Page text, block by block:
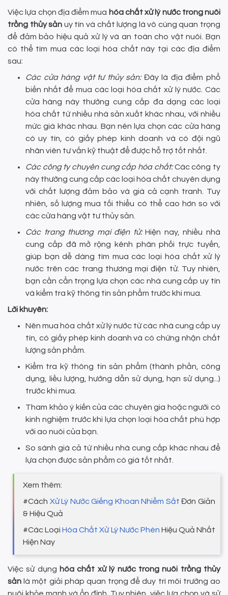
Việc lựa chọn địa điểm mua hóa chất xử lý nước trong nuôi
trồng thủy sản uy tín và chất lượng là vô cùng quan trọng
để đảm bảo hiệu quả xử lý và an toàn cho vật nuôi. Bạn
có thể tìm mua các loại hóa chất này tại các địa điểm
sau:
Các cửa hàng vật tư thủy sản: Đây là địa điểm phổ
biến nhất để mua các loại hóa chất xử lý nước. Các
cửa hàng này thường cung cấp đa dạng các loại
hóa chất từ nhiều nhà sản xuất khác nhau, với nhiều
mức giá khác nhau. Bạn nên lựa chọn các cửa hàng
có uy tín, có giấy phép kinh doanh và có đội ngũ
nhân viên tư vấn kỹ thuật để được hỗ trợ tốt nhất.
Các công ty chuyên cung cấp hóa chất:Các công ty
này thường cung cấp các loại hóa chất chuyên dụng
với chất lượng đảm bảo và giá cả cạnh tranh. Tuy
nhiên, số lượng mua tối thiểu có thể cao hơn so với
các cửa hàng vật tư thủy sản.
Các trang thương mại điện tử:Hiện nay, nhiều nhà
cung cấp đã mở rộng kênh phân phối trực tuyến,
giúp bạn dễ dàng tìm mua các loại hóa chất xử lý
nước trên các trang thương mại điện tử. Tuy nhiên,
bạn cần cẩn trọng lựa chọn các nhà cung cấp uy tín
và kiểm tra kỹ thông tin sản phẩm trước khi mua.
Lời khuyên:
Nên mua hóa chất xử lý nước từ các nhà cung cấp uy
tín, có giấy phép kinh doanh và có chứng nhận chất
lượng sản phẩm.
Kiểm tra kỹ thông tin sản phẩm (thành phần, công
dụng, liều lượng, hướng dẫn sử dụng, hạn sử dụng...)
trước khi mua.
Tham khảo ý kiến của các chuyên gia hoặc người có
kinh nghiệm trước khi lựa chọn loại hóa chất phù hợp
với ao nuôi của bạn.
So sánh giá cả từ nhiều nhà cung cấp khác nhau để
lựa chọn được sản phẩm có giá tốt nhất.
Xem thêm:
#Cách Xử Lý Nước Giếng Khoan Nhiễm SắtĐơn Giản
& Hiệu Quả
#Các LoạiHóa Chất Xử Lý Nước Phèn Hiệu Quả Nhất
Hiện Nay
Việc sử dụng hóa chất xử lý nước trong nuôi trồng thủy
sản là một giải pháp quan trọng để duy trì môi trường ao